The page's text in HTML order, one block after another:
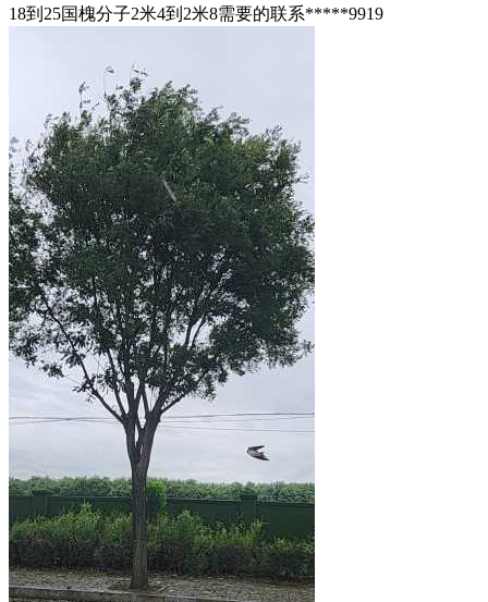
18到25国槐分子2米4到2米8需要的联系*****9919